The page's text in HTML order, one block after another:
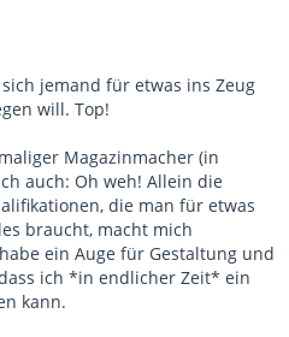
jemand für etwas ins Zeug
will. Top!
Magazinmacher (in
auch: Oh weh! Allein die
die man für etwas
braucht, macht mich
ein Auge für Gestaltung und
ich *in endlicher Zeit* ein
kann.